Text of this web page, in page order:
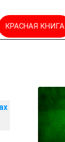
КРАСНАЯ КНИГА